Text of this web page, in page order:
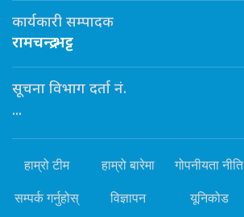
कार्यकारी सम्पादक
रामचन्द्र भट्ट
सूचना विभाग दर्ता नं.
...
हाम्रो टीम हाम्रो बारेमा गोपनीयता नीति
सम्पर्क गर्नुहोस् विज्ञापन यूनिकोड